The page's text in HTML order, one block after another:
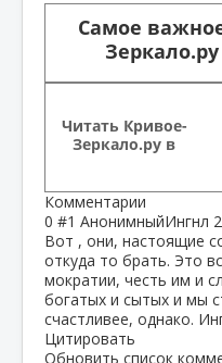
Самое
Читать Кривое-
Зеркало.ру в
Комментарии
0 #1 АнонимныйИнгнл
Вот , они, настоящие
откуда то брать. Это
мократии, честь им и
богатых и сытых и мы
счастливее, однако.
Цитировать
Обновить список